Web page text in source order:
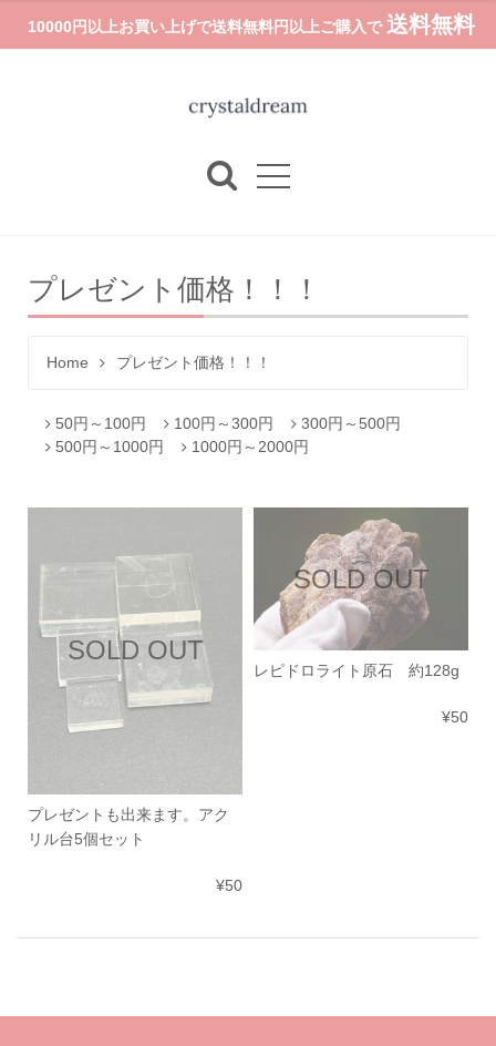
10000円以上お買い上げで送料無料円以上ご購入で 送料無料
プレゼント価格！！！
Home プレゼント価格！！！
50円～100円 100円～300円
300円～500円
500円～1000円
1000円～2000円
SOLD OUT
プレゼントも出来ます。アク
リル台5個セット
¥50
SOLD OUT
レピドロライト原石 約128g
¥50